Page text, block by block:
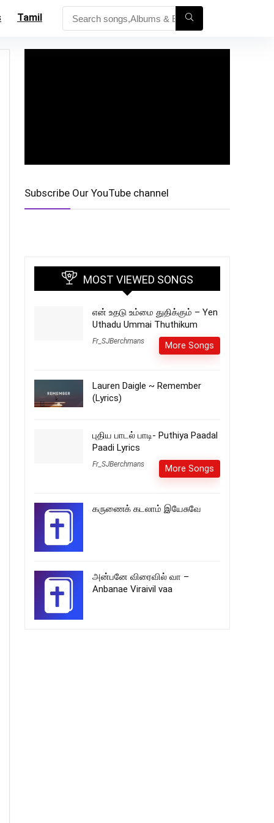
Tamil
Subscribe Our YouTube channel
MOST VIEWED SONGS
என் உதடு உம்மை துதிக்கும் – Yen
Uthadu Ummai Thuthikum
Fr_SJBerchmans More Songs
Lauren Daigle ~ Remember
(Lyrics)
புதிய பாடல் பாடி- Puthiya Paadal
Paadi Lyrics
Fr_SJBerchmans More Songs
கருணைக் கடலாம் இயேசுவே
அன்பனே விரைவில் வா –
Anbanae Viraivil vaa